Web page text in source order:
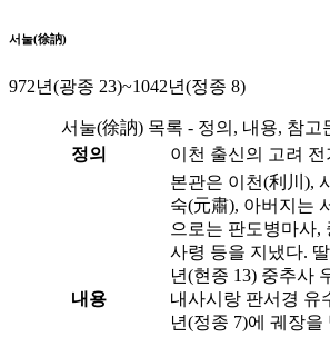
서눌(徐訥)
972년(광종 23)~1042년(정종 8)
서눌(徐訥) 목록 - 정의, 내용, 참고
정의
이천 출신의 고려 전
내용
본관은 이천(利川),
숙(元肅), 아버지는
으로는 판도병마사,
사령 등을 지냈다.
년(현종 13) 중추사
내사시랑 판서경 유
년(정종 7)에 궤장